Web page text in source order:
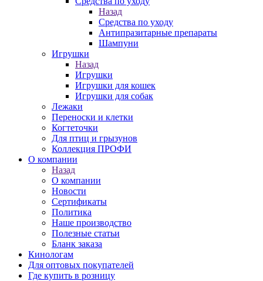
Назад
Средства по уходу
Антипразитарные препараты
Шампуни
Игрушки
Назад
Игрушки
Игрушки для кошек
Игрушки для собак
Лежаки
Переноски и клетки
Когтеточки
Для птиц и грызунов
Коллекция ПРОФИ
О компании
Назад
О компании
Новости
Сертификаты
Политика
Наше производство
Полезные статьи
Бланк заказа
Кинологам
Для оптовых покупателей
Где купить в розницу